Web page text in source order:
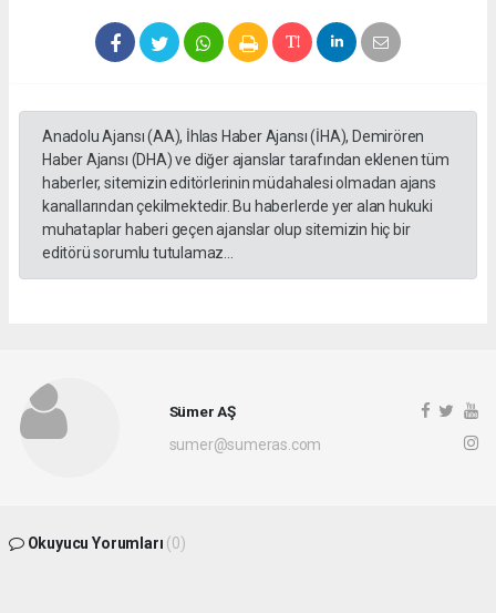
Anadolu Ajansı (AA), İhlas Haber Ajansı (İHA), Demirören
Haber Ajansı (DHA) ve diğer ajanslar tarafından eklenen tüm
haberler, sitemizin editörlerinin müdahalesi olmadan ajans
kanallarından çekilmektedir. Bu haberlerde yer alan hukuki
muhataplar haberi geçen ajanslar olup sitemizin hiç bir
editörü sorumlu tutulamaz...
Sümer AŞ
sumer@sumeras.com
Okuyucu Yorumları (0)